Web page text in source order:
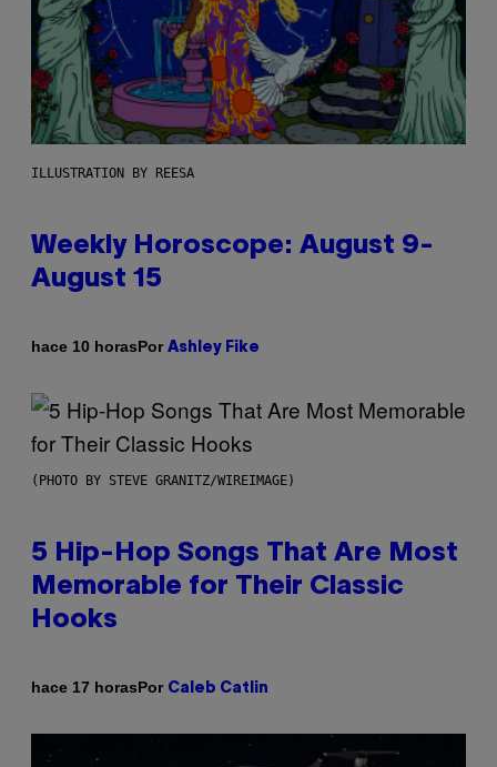
ILLUSTRATION BY REESA
Weekly Horoscope: August 9-
August 15
hace 10 horasPor Ashley Fike
(PHOTO BY STEVE GRANITZ/WIREIMAGE)
5 Hip-Hop Songs That Are Most
Memorable for Their Classic
Hooks
hace 17 horasPor Caleb Catlin